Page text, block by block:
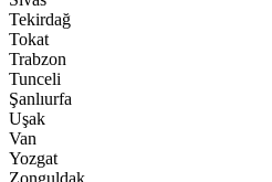
Tekirdağ
Tokat
Trabzon
Tunceli
Şanlıurfa
Uşak
Van
Yozgat
Zonguldak